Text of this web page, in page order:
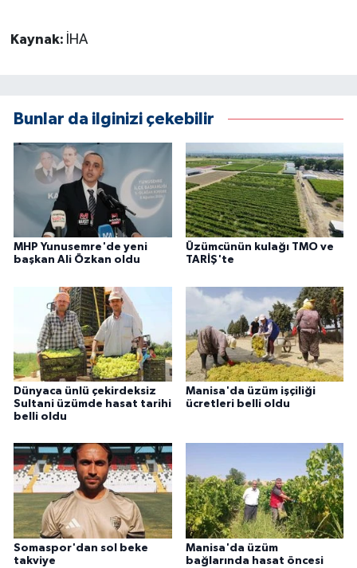
Kaynak: İHA
Bunlar da ilginizi çekebilir
MHP Yunusemre'de yeni
başkan Ali Özkan oldu
Üzümcünün kulağı TMO ve
TARİŞ'te
Dünyaca ünlü çekirdeksiz
Sultani üzümde hasat tarihi
belli oldu
Manisa'da üzüm işçiliği
ücretleri belli oldu
Somaspor'dan sol beke
takviye
Manisa'da üzüm
bağlarında hasat öncesi